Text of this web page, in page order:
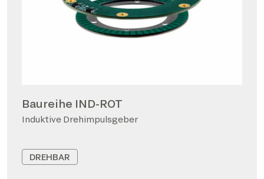
Baureihe IND-ROT
Induktive Drehimpulsgeber
DREHBAR